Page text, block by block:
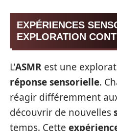
EXPÉRIENCES
EXPLORATION
L’ASMR est une
réponse sensorielle.
réagir différemment
découvrir de nouvelles
temps. Cette